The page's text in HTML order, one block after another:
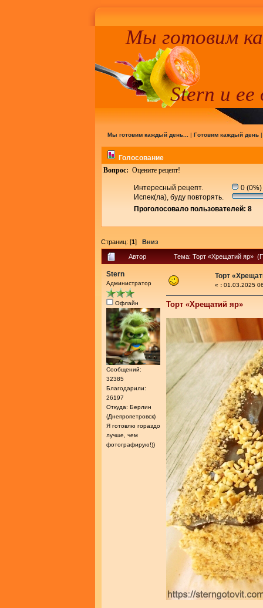
Мы готовим
Stern и ее
Мы готовим каждый день... | Готовим каждый день
Голосование
Вопрос: Оцените рецепт!
Интересный рецепт.
0 (0%)
Испек(ла), буду повторять.
Проголосовало пользователей: 8
Страниц: [1] Вниз
Автор Тема: Торт «Хрещатий яр»
Stern
Администратор
Офлайн
Сообщений:
32385
Благодарили:
26197
Откуда: Берлин
(Днепропетровск)
Я готовлю гораздо
лучше, чем
фотографирую!))
Торт
« : 01.03.2025
Торт «Хрещатий яр»